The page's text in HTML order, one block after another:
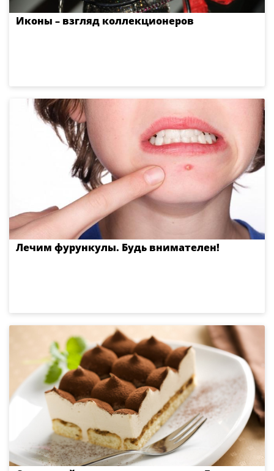
Иконы – взгляд коллекционеров
Лечим фурункулы. Будь внимателен!